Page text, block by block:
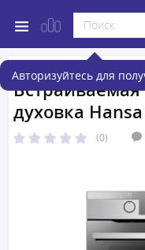
Авторизуйтесь для
Встраиваемая
духовка
(0)